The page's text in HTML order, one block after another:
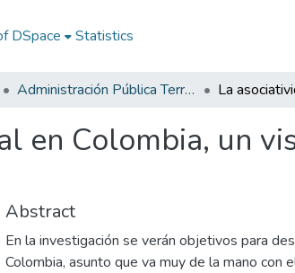
DSpace Statistics
Administración Pública Territorial (APT)
en Colombia, un
Abstract
En la investigación se verán objetivos para
Colombia, asunto que va muy de la mano con